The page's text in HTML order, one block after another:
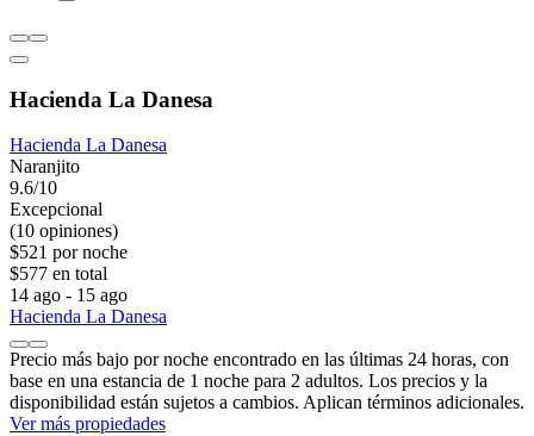
Hacienda La Danesa
Hacienda La Danesa
Naranjito
9.6/10
Excepcional
(10 opiniones)
$521 por noche
$577 en total
14 ago - 15 ago
Hacienda La Danesa
Precio más bajo por noche encontrado en las últimas 24 horas, con
base en una estancia de 1 noche para 2 adultos. Los precios y la
disponibilidad están sujetos a cambios. Aplican términos adicionales.
Ver más propiedades